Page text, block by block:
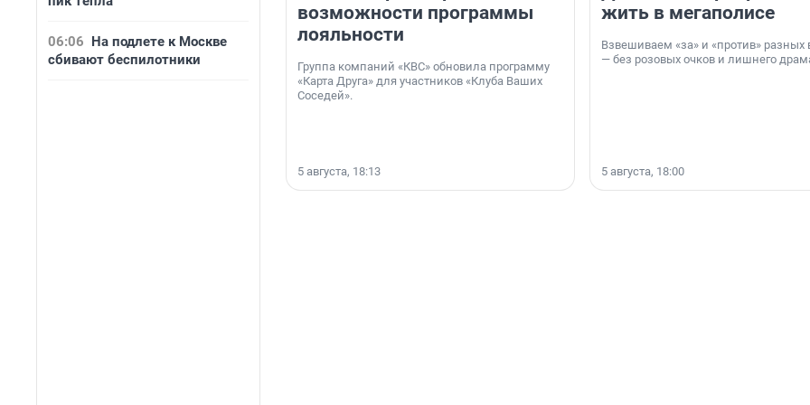
06:06 На подлете к Москве
сбивают беспилотники
возможности программы
лояльности
Группа компаний «КВС» обновила программу
«Карта Друга» для участников «Клуба Ваших
Соседей».
5 августа, 18:13
жить в мегаполисе
Взвешиваем «за» и «против» разных
— без розовых очков и лишнего
5 августа, 18:00